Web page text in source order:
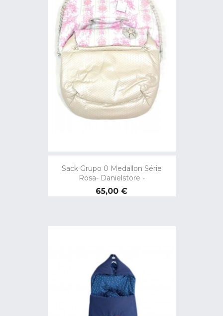
Sack Grupo 0 Medallon Série
Rosa- Danielstore -
Preço
65,00 €